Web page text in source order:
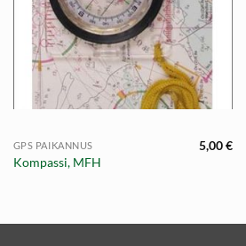
+
GPS PAIKANNUS
Kompassi, MFH
5,00€